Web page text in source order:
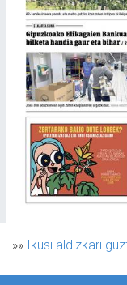
»» Ikusi aldizkari